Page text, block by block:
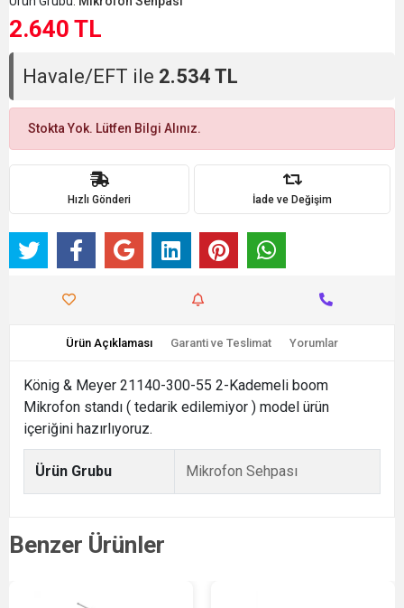
2.640 TL
Havale/EFT ile 2.534 TL
Stokta Yok. Lütfen Bilgi Alınız.
Hızlı Gönderi İade ve Değişim
Ürün Açıklaması Garanti ve Teslimat Yorumlar
König & Meyer 21140-300-55 2-Kademeli boom
Mikrofon standı ( tedarik edilemiyor ) model ürün
içeriğini hazırlıyoruz.
Ürün Grubu Mikrofon Sehpası
Benzer Ürünler